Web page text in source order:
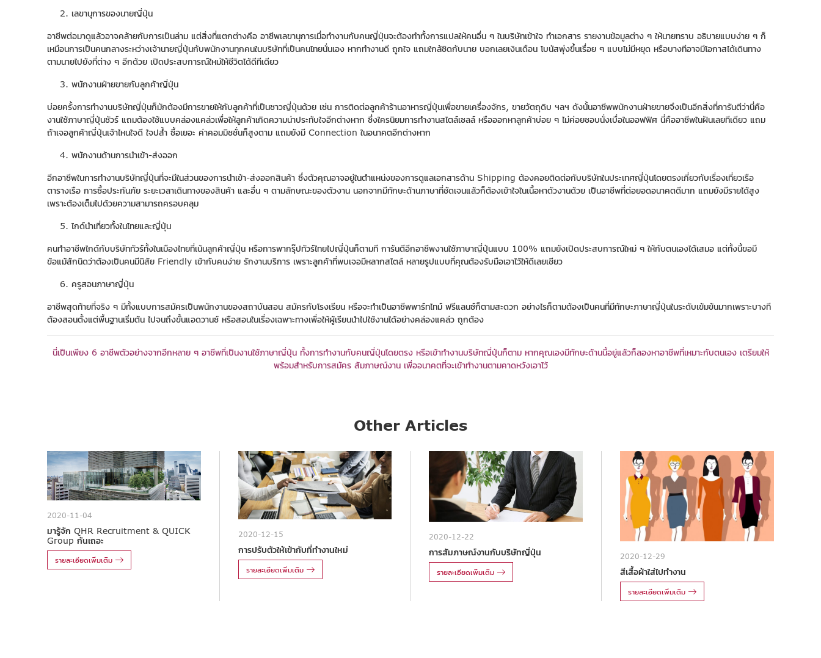
เลขานุการของนายญี่ปุ่น
อาชีพต่อมาดูแล้วอาจคล้ายกับการเป็นล่าม แต่สิ่งที่แตกต่างคือ อาชีพเลขานุการเมื่อทำงานกับคนญี่ปุ่นจะต้องทำทั้งการแปลให้คนอื่น ๆ ในบริษัทเข้าใจ ทำเอกสาร รายงานข้อมูลต่าง ๆ ให้นายทราบ อธิบายแบบง่าย ๆ ก็
เหมือนการเป็นคนกลางระหว่างเจ้านายญี่ปุ่นกับพนักงานทุกคนในบริษัทที่เป็นคนไทยนั่นเอง หากทำงานดี ถูกใจ แถมใกล้ชิดกับนาย บอกเลยเงินเดือน โบนัสพุ่งขึ้นเรื่อย ๆ แบบไม่มีหยุด หรือบางทีอาจมีโอกาสได้เดินทาง
ตามนายไปยังที่ต่าง ๆ อีกด้วย เปิดประสบการณ์ใหม่ให้ชีวิตได้ดีทีเดียว
พนักงานฝ่ายขายกับลูกค้าญี่ปุ่น
บ่อยครั้งการทำงานบริษัทญี่ปุ่นก็มักต้องมีการขายให้กับลูกค้าที่เป็นชาวญี่ปุ่นด้วย เช่น การติดต่อลูกค้าร้านอาหารญี่ปุ่นเพื่อขายเครื่องจักร, ขายวัตถุดิบ ฯลฯ ดังนั้นอาชีพพนักงานฝ่ายขายจึงเป็นอีกสิ่งที่การันตีว่านี่คือ
งานใช้ภาษาญี่ปุ่นชัวร์ แถมต้องใช้แบบคล่องแคล่วเพื่อให้ลูกค้าเกิดความน่าประทับใจอีกต่างหาก ซึ่งใครนิยมการทำงานสไตล์เซลล์ หรือออกหาลูกค้าบ่อย ๆ ไม่ค่อยชอบนั่งเบื่อในออฟฟิศ นี่คืออาชีพในฝันเลยทีเดียว แถม
ถ้าเจอลูกค้าญี่ปุ่นเจ้าไหนใจดี ใจปล้ำ ซื้อเยอะ ค่าคอมมิชชั่นก็สูงตาม แถมยังมี Connection ในอนาคตอีกต่างหาก
พนักงานด้านการนำเข้า-ส่งออก
อีกอาชีพในการทำงานบริษัทญี่ปุ่นที่จะมีในส่วนของการนำเข้า-ส่งออกสินค้า ซึ่งตัวคุณอาจอยู่ในตำแหน่งของการดูแลเอกสารด้าน Shipping ต้องคอยติดต่อกับบริษัทในประเทศญี่ปุ่นโดยตรงเกี่ยวกับเรื่องเที่ยวเรือ
ตารางเรือ การซื้อประกันภัย ระยะเวลาเดินทางของสินค้า และอื่น ๆ ตามลักษณะของตัวงาน นอกจากมีทักษะด้านภาษาที่ชัดเจนแล้วก็ต้องเข้าใจในเนื้อหาตัวงานด้วย เป็นอาชีพที่ต่อยอดอนาคตดีมาก แถมยังมีรายได้สูง
เพราะต้องเต็มไปด้วยความสามารถครอบคลุม
ไกด์นำเที่ยวทั้งในไทยและญี่ปุ่น
คนทำอาชีพไกด์กับบริษัททัวร์ทั้งในเมืองไทยที่เน้นลูกค้าญี่ปุ่น หรือการพากรุ๊ปทัวร์ไทยไปญี่ปุ่นก็ตามที การันตีอีกอาชีพงานใช้ภาษาญี่ปุ่นแบบ 100% แถมยังเปิดประสบการณ์ใหม่ ๆ ให้กับตนเองได้เสมอ แต่ทั้งนี้ขอมี
ข้อแม้สักนิดว่าต้องเป็นคนมีนิสัย Friendly เข้ากับคนง่าย รักงานบริการ เพราะลูกค้าที่พบเจอมีหลากสไตล์ หลายรูปแบบที่คุณต้องรับมือเอาไว้ให้ดีเลยเชียว
ครูสอนภาษาญี่ปุ่น
อาชีพสุดท้ายที่จริง ๆ มีทั้งแบบการสมัครเป็นพนักงานของสถาบันสอน สมัครกับโรงเรียน หรือจะทำเป็นอาชีพพาร์ทไทม์ ฟรีแลนซ์ก็ตามสะดวก อย่างไรก็ตามต้องเป็นคนที่มีทักษะภาษาญี่ปุ่นในระดับเข้มข้นมากเพราะบางที
ต้องสอนตั้งแต่พื้นฐานเริ่มต้น ไปจนถึงขั้นแอดวานซ์ หรือสอนในเรื่องเฉพาะทางเพื่อให้ผู้เรียนนำไปใช้งานได้อย่างคล่องแคล่ว ถูกต้อง
นี่เป็นเพียง 6 อาชีพตัวอย่างจากอีกหลาย ๆ อาชีพที่เป็นงานใช้ภาษาญี่ปุ่น ทั้งการทำงานกับคนญี่ปุ่นโดยตรง หรือเข้าทำงานบริษัทญี่ปุ่นก็ตาม หากคุณเองมีทักษะด้านนี้อยู่แล้วก็ลองหาอาชีพที่เหมาะกับตนเอง เตรียมให้
พร้อมสำหรับการสมัคร สัมภาษณ์งาน เพื่ออนาคตที่จะเข้าทำงานตามคาดหวังเอาไว้
Other Articles
2020-11-04
มารู้จัก QHR Recruitment & QUICK
Group กันเถอะ
รายละเอียดเพิ่มเติม
2020-12-15
การปรับตัวให้เข้ากับที่ทำงานใหม่
รายละเอียดเพิ่มเติม
2020-12-22
การสัมภาษณ์งานกับบริษัทญี่ปุ่น
รายละเอียดเพิ่มเติม
2020-12-29
สีเสื้อผ้าใส่ไปทำงาน
รายละเอียดเพิ่มเติม